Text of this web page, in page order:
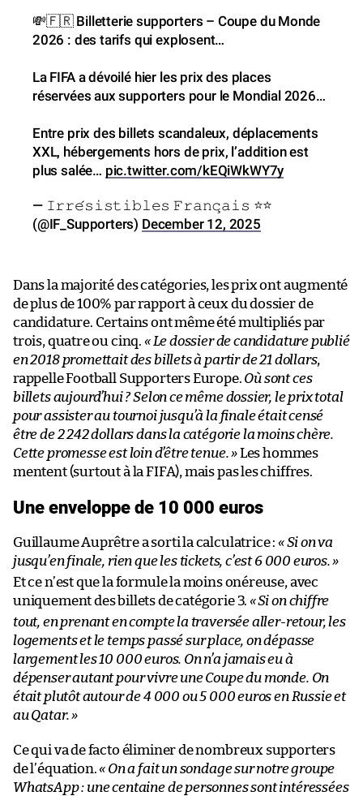
💸🇫🇷 Billetterie supporters – Coupe du Monde
2026 : des tarifs qui explosent…
La FIFA a dévoilé hier les prix des places
réservées aux supporters pour le Mondial 2026…
Entre prix des billets scandaleux, déplacements
XXL, hébergements hors de prix, l’addition est
plus salée… pic.twitter.com/kEQiWkWY7y
— 𝙸𝚛𝚛𝚎́𝚜𝚒𝚜𝚝𝚒𝚋𝚕𝚎𝚜 𝙵𝚛𝚊𝚗𝚌̧𝚊𝚒𝚜 ⭐️⭐️
(@IF_Supporters) December 12, 2025
Dans la majorité des catégories, les prix ont augmenté
de plus de 100% par rapport à ceux du dossier de
candidature. Certains ont même été multipliés par
trois, quatre ou cinq. « Le dossier de candidature publié
en 2018 promettait des billets à partir de 21 dollars,
rappelle Football Supporters Europe. Où sont ces
billets aujourd’hui ? Selon ce même dossier, le prix total
pour assister au tournoi jusqu’à la finale était censé
être de 2 242 dollars dans la catégorie la moins chère.
Cette promesse est loin d’être tenue. »Les hommes
mentent (surtout à la FIFA), mais pas les chiffres.
Une enveloppe de 10 000 euros
Guillaume Auprêtre a sorti la calculatrice : « Si on va
jusqu’en finale, rien que les tickets, c’est 6 000 euros.»
Et ce n’est que la formule la moins onéreuse, avec
uniquement des billets de catégorie 3. «Si on chiffre
tout, en prenant en compte la traversée aller-retour, les
logements et le temps passé sur place, on dépasse
largement les 10 000 euros. On n’a jamais eu à
dépenser autant pour vivre une Coupe du monde. On
était plutôt autour de 4 000 ou 5 000 euros en Russie et
au Qatar. »
Ce qui va de facto éliminer de nombreux supporters
de l’équation.« On a fait un sondage sur notre groupe
WhatsApp : une centaine de personnes sont intéressées